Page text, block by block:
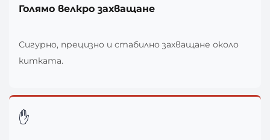
Голямо велкро захващане
Сигурно, прецизно и стабилно захващане около
китката.
✋